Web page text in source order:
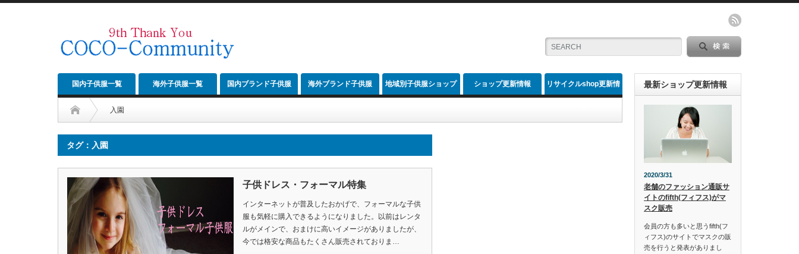
国内子供服一覧 海外子供服一覧 国内ブランド子供服 海外ブランド子供服 地域別子供服ショップ ショップ更新情報 リサイクルshop更新情
入園
タグ：入園
子供ドレス・フォーマル特集
インターネットが普及したおかげで、フォーマルな子供
服も気軽に購入できるようになりました。以前はレンタ
ルがメインで、おまけに高いイメージがありましたが、
今では格安な商品もたくさん販売されておりま…
最新ショップ更新情報
2020/3/31
老舗のファッション通販サ
イトのfifth(フィフス)がマ
スク販売
会員の方も多いと思うfifth(フ
ィフス)のサイトでマスクの販
売を行うと発表がありまし